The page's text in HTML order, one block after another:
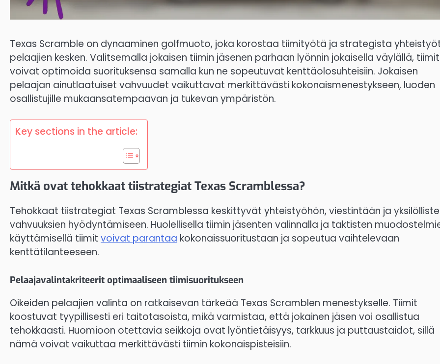
Texas Scramble on dynaaminen golfmuoto, joka korostaa tiimityötä ja strategista
pelaajien kesken. Valitsemalla jokaisen tiimin jäsenen parhaan lyönnin jokaisella väylällä, tiimit
voivat optimoida suorituksensa samalla kun ne sopeutuvat kenttäolosuhteisiin. Jokaisen
pelaajan ainutlaatuiset vahvuudet vaikuttavat merkittävästi kokonaismenestykseen, luoden
osallistujille mukaansatempaavan ja tukevan ympäristön.
Key sections in the article:
Mitkä ovat tehokkaat tiistrategiat Texas Scramblessa?
Tehokkaat tiistrategiat Texas Scramblessa keskittyvät yhteistyöhön, viestintään ja
vahvuuksien hyödyntämiseen. Huolellisella tiimin jäsenten valinnalla ja taktisten
käyttämisellä tiimit voivat parantaa kokonaissuoritustaan ja sopeutua vaihtelevaan
kenttätilanteeseen.
Pelaajavalintakriteerit optimaaliseen tiimisuoritukseen
Oikeiden pelaajien valinta on ratkaisevan tärkeää Texas Scramblen menestykselle. Tiimit
koostuvat tyypillisesti eri taitotasoista, mikä varmistaa, että jokainen jäsen voi osallistua
tehokkaasti. Huomioon otettavia seikkoja ovat lyöntietäisyys, tarkkuus ja puttaustaidot, sillä
nämä voivat vaikuttaa merkittävästi tiimin kokonaispisteisiin.